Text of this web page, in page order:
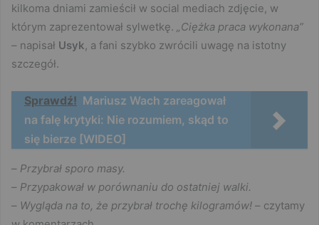
kilkoma dniami zamieścił w social mediach zdjęcie, w
którym zaprezentował sylwetkę. „Ciężka praca wykonana”
– napisał Usyk, a fani szybko zwrócili uwagę na istotny
szczegół.
Sprawdź! Mariusz Wach zareagował
na falę krytyki: Nie rozumiem, skąd to
się bierze [WIDEO]
– Przybrał sporo masy.
– Przypakował w porównaniu do ostatniej walki.
– Wygląda na to, że przybrał trochę kilogramów! – czytamy